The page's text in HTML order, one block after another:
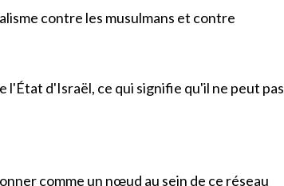
contre les musulmans et contre
d'Israël, ce qui signifie qu'il ne peut pas
comme un nœud au sein de ce réseau